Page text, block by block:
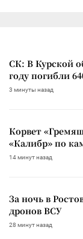
СК: В Курской
году погибли
3 минуты назад
Корвет
«Калибр» по
14 минут назад
За ночь в
дронов ВСУ
28 минут назад